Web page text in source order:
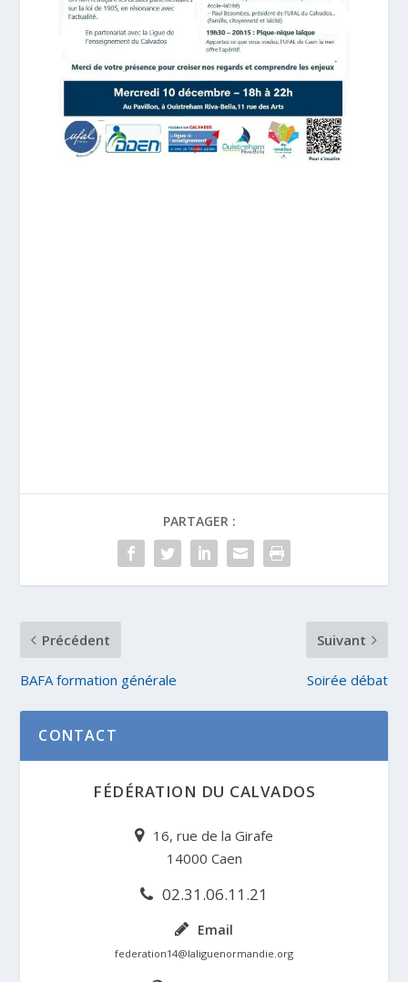
PARTAGER :
Précédent
BAFA formation générale
Suivant
Soirée débat
CONTACT
FÉDÉRATION DU CALVADOS
16, rue de la Girafe
14000 Caen
02.31.06.11.21
Email
federation14@laliguenormandie.org